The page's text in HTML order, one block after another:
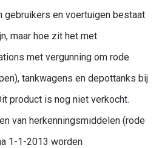
gebruikers en voertuigen bestaat
maar hoe zit het met
met vergunning om rode
tankwagens en depottanks bij
product is nog niet verkocht.
van herkenningsmiddelen (rode
1-1-2013 worden